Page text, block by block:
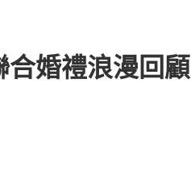
婚禮浪漫回顧